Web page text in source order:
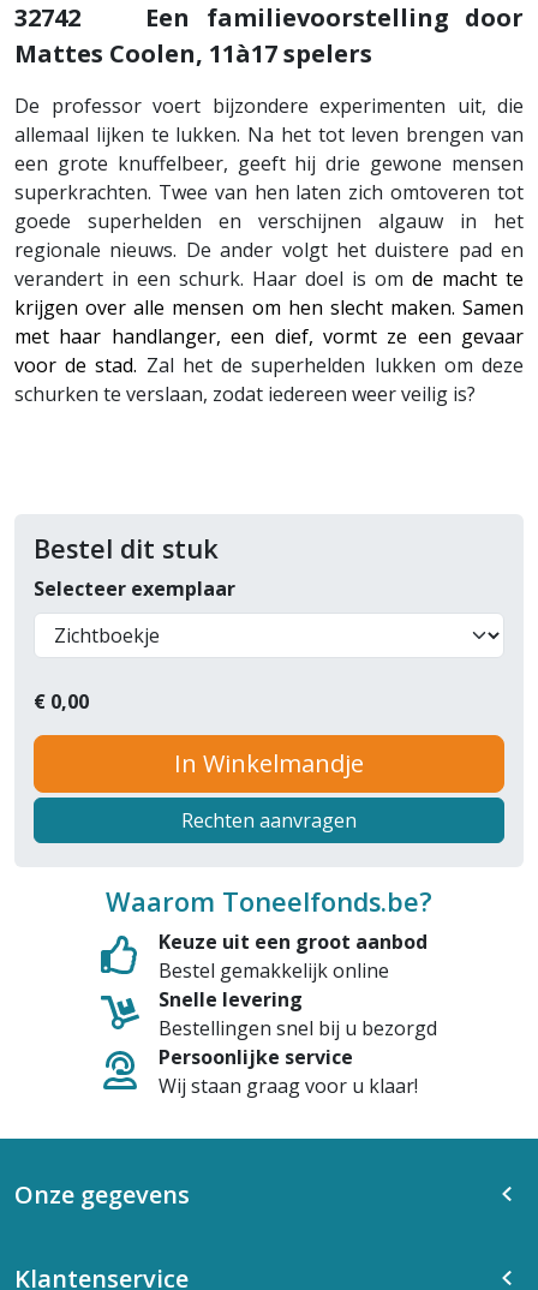
32742
Een familievoorstelling door
Mattes Coolen, 11à17 spelers
De professor voert bijzondere experimenten uit, die
allemaal lijken te lukken. Na het tot leven brengen van
een grote knuffelbeer, geeft hij drie gewone mensen
superkrachten. Twee van hen laten zich omtoveren tot
goede superhelden en verschijnen algauw in het
regionale nieuws. De ander volgt het duistere pad en
verandert in een schurk. Haar doel is om de macht te
krijgen over alle mensen om hen slecht maken. Samen
met haar handlanger, een dief, vormt ze een gevaar
voor de stad. Zal het de superhelden lukken om deze
schurken te verslaan, zodat iedereen weer veilig is?
Bestel dit stuk
Selecteer exemplaar
€ 0,00
In Winkelmandje
Rechten aanvragen
Waarom Toneelfonds.be?
Keuze uit een groot aanbod
Bestel gemakkelijk online
Snelle levering
Bestellingen snel bij u bezorgd
Persoonlijke service
Wij staan graag voor u klaar!
Onze gegevens
Klantenservice